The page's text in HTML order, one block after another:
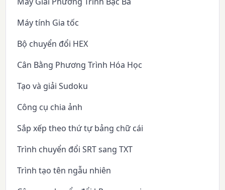
Máy tính Gia tốc
Bộ chuyển đổi HEX
Cân Bằng Phương Trình Hóa Học
Tạo và giải Sudoku
Công cụ chia ảnh
Sắp xếp theo thứ tự bảng chữ cái
Trình chuyển đổi SRT sang TXT
Trình tạo tên ngẫu nhiên